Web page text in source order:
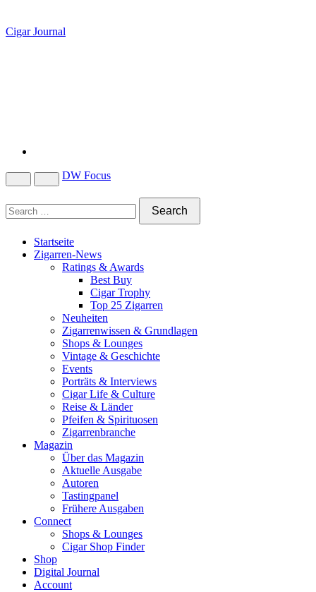
Cigar Journal
DW Focus
Startseite
Zigarren-News
Ratings & Awards
Best Buy
Cigar Trophy
Top 25 Zigarren
Neuheiten
Zigarrenwissen & Grundlagen
Shops & Lounges
Vintage & Geschichte
Events
Porträts & Interviews
Cigar Life & Culture
Reise & Länder
Pfeifen & Spirituosen
Zigarrenbranche
Magazin
Über das Magazin
Aktuelle Ausgabe
Autoren
Tastingpanel
Frühere Ausgaben
Connect
Shops & Lounges
Cigar Shop Finder
Shop
Digital Journal
Account